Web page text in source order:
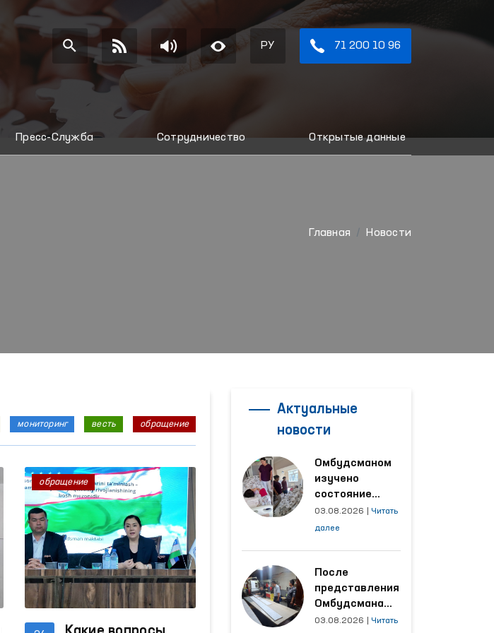
РУ 71 200 10 96
Пресс-Служба Сотрудничество Открытые данные
Главная Новости
мониторинг весть обращение
обращение
Актуальные
новости
Омбудсманом
изучено
состояние
женщины,
пострадавшей от
области
03.08.2026
Читать
далее
После
представления
Омбудсмана
улучшены
03.08.2026
Читать